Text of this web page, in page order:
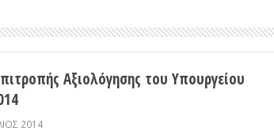
Αξιολόγησης του Υπουργείου
2014